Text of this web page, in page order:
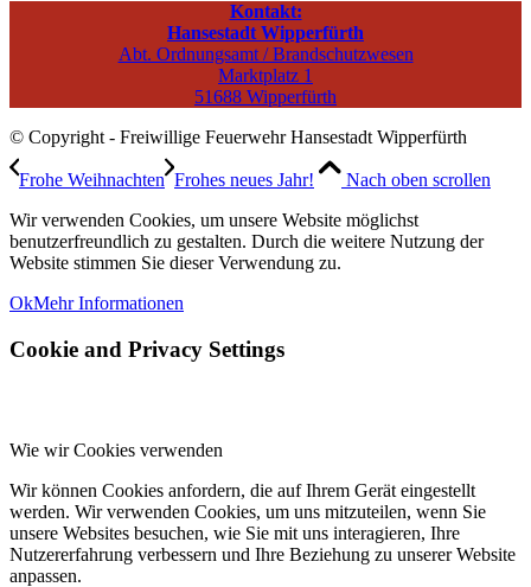
Kontakt:
Hansestadt Wipperfürth
Abt. Ordnungsamt / Brandschutzwesen
Marktplatz 1
51688 Wipperfürth
© Copyright - Freiwillige Feuerwehr Hansestadt Wipperfürth
Frohe Weihnachten Frohes neues Jahr!
Nach oben scrollen
Wir verwenden Cookies, um unsere Website möglichst
benutzerfreundlich zu gestalten. Durch die weitere Nutzung der
Website stimmen Sie dieser Verwendung zu.
OkMehr Informationen
Cookie and Privacy Settings
Wie wir Cookies verwenden
Wir können Cookies anfordern, die auf Ihrem Gerät eingestellt
werden. Wir verwenden Cookies, um uns mitzuteilen, wenn Sie
unsere Websites besuchen, wie Sie mit uns interagieren, Ihre
Nutzererfahrung verbessern und Ihre Beziehung zu unserer Website
anpassen.